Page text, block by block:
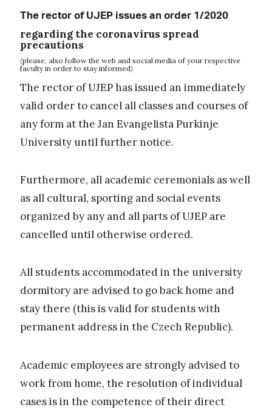
The rector of UJEP issues an order 1/2020
regarding the coronavirus spread
precautions
〈please, also follow the web and social media of your respective
faculty in order to stay informed〉
The rector of UJEP has issued an immediately
valid order to cancel all classes and courses of
any form at the Jan Evangelista Purkinje
University until further notice.
Furthermore, all academic ceremonials as well
as all cultural, sporting and social events
organized by any and all parts of UJEP are
cancelled until otherwise ordered.
All students accommodated in the university
dormitory are advised to go back home and
stay there (this is valid for students with
permanent address in the Czech Republic).
Academic employees are strongly advised to
work from home, the resolution of individual
cases is in the competence of their direct